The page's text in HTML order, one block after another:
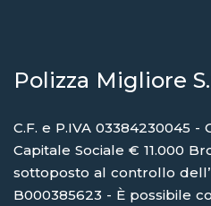
Polizza Migliore
C.F. e P.IVA 03384230045 -
Capitale Sociale € 11.000
sottoposto al controllo
B000385623 - È possibile